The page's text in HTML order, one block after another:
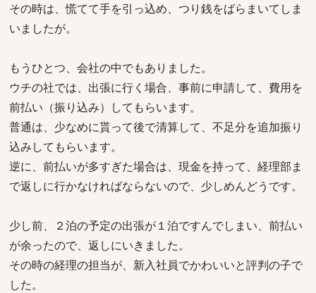
その時は、慌てて手を引っ込め、つり銭をばらまいてしま
いましたが。
もうひとつ、会社の中でもありました。
ウチの社では、出張に行く場合、事前に申請して、費用を
前払い（振り込み）してもらいます。
普通は、少なめに貰って後で清算して、不足分を追加振り
込みしてもらいます。
逆に、前払いが多すぎた場合は、現金を持って、経理部ま
で返しに行かなければならないので、少しめんどうです。
少し前、２泊の予定の出張が１泊ですんでしまい、前払い
が余ったので、返しにいきました。
その時の経理の担当が、新入社員でかわいいと評判の子で
した。